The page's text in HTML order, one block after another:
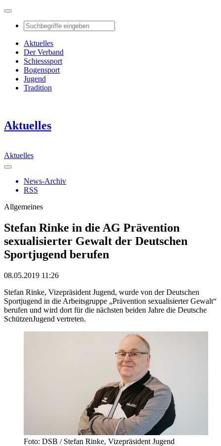
Aktuelles
Der Verband
Schiesssport
Bogensport
Jugend
Tradition
Aktuelles
Aktuelles
News-Archiv
RSS
Allgemeines
Stefan Rinke in die AG Prävention
sexualisierter Gewalt der Deutschen
Sportjugend berufen
08.05.2019 11:26
Stefan Rinke, Vizepräsident Jugend, wurde von der Deutschen
Sportjugend in die Arbeitsgruppe „Prävention sexualisierter Gewalt“
berufen und wird dort für die nächsten beiden Jahre die Deutsche
SchützenJugend vertreten.
Foto: DSB / Stefan Rinke, Vizepräsident Jugend